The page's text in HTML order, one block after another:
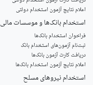
اعلام نتایج آزمون استخدام دولتی
استخدام‌ بانک‌ها و موسسات مالی
فراخوان استخدام بانک‌ها
‌ثبت‌نام آزمون‌های استخدام بانک
دریافت کارت آزمون بانک‌ها
اعلام نتایج آزمون استخدام بانک‌ها
استخدام‌ نیروهای مسلح